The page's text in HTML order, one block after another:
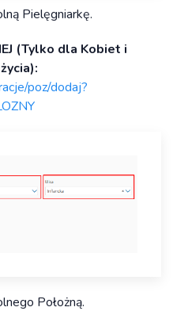
Pielęgniarkę.
(Tylko dla Kobiet i
poz/dodaj?
Położną.